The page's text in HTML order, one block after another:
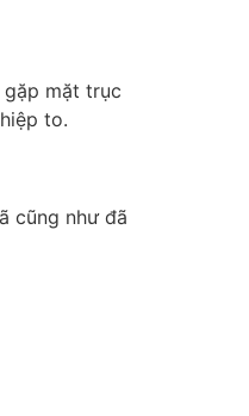
gặp mặt trục
to.
cũng như đã